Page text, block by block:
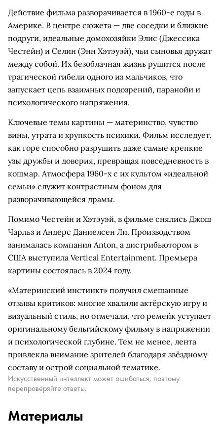
Действие фильма разворачивается в 1960-е годы в
Америке. В центре сюжета — две соседки и близкие
подруги, идеальные домохозяйки Элис (Джессика
Честейн) и Селин (Энн Хэтэуэй), чьи сыновья дружат
между собой. Их безоблачная жизнь рушится после
трагической гибели одного из мальчиков, что
запускает цепь взаимных подозрений, паранойи и
психологического напряжения.
Ключевые темы картины — материнство, чувство
вины, утрата и хрупкость психики. Фильм исследует,
как горе способно разрушить даже самые крепкие
узы дружбы и доверия, превращая повседневность в
кошмар. Атмосфера 1960-х с их культом «идеальной
семьи» служит контрастным фоном для
разворачивающейся драмы.
Помимо Честейн и Хэтэуэй, в фильме снялись Джош
Чарльз и Андерс Даниелсен Ли. Производством
занималась компания Anton, а дистрибьютором в
США выступила Vertical Entertainment. Премьера
картины состоялась в 2024 году.
«Материнский инстинкт» получил смешанные
отзывы критиков: многие хвалили актёрскую игру и
визуальный стиль, но отмечали, что ремейк уступает
оригинальному бельгийскому фильму в напряжении
и психологической глубине. Тем не менее, лента
привлекла внимание зрителей благодаря звёздному
составу и острой социальной тематике.
Искусственный интеллект может ошибаться, поэтому
перепроверяйте ответы.
Материалы